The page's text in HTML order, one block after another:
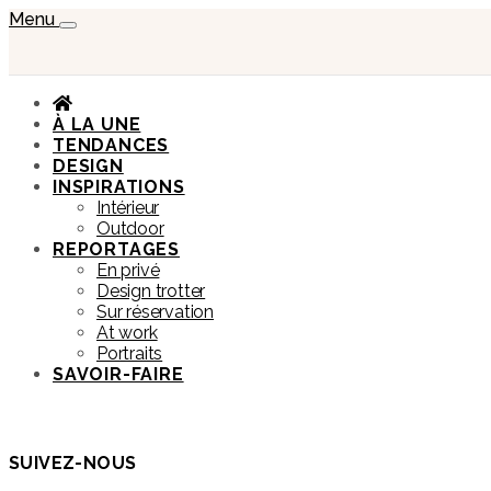
Menu
À LA UNE
TENDANCES
DESIGN
INSPIRATIONS
Intérieur
Outdoor
REPORTAGES
En privé
Design trotter
Sur réservation
At work
Portraits
SAVOIR-FAIRE
SUIVEZ-NOUS